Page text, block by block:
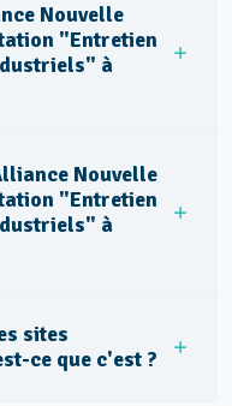
Nouvelle
"Entretien
à
Nouvelle
"Entretien
à
sites
ce que c'est ?